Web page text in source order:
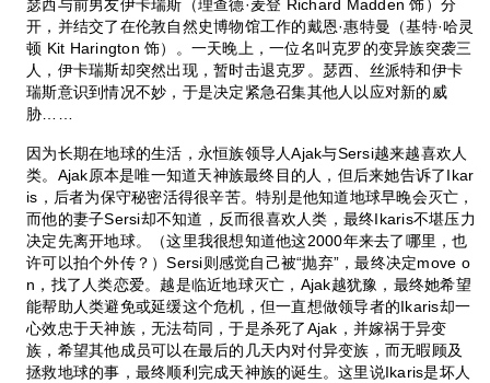
瑟西与前男友伊卡瑞斯（理查德·麦登 Richard Madden 饰）分
开，并结交了在伦敦自然史博物馆工作的戴恩·惠特曼（基特·哈灵
顿 Kit Harington 饰）。一天晚上，一位名叫克罗的变异族突袭三
人，伊卡瑞斯却突然出现，暂时击退克罗。瑟西、丝派特和伊卡
瑞斯意识到情况不妙，于是决定紧急召集其他人以应对新的威
胁……
因为长期在地球的生活，永恒族领导人Ajak与Sersi越来越喜欢人
类。Ajak原本是唯一知道天神族最终目的人，但后来她告诉了Ikar
is，后者为保守秘密活得很辛苦。特别是他知道地球早晚会灭亡，
而他的妻子Sersi却不知道，反而很喜欢人类，最终Ikaris不堪压力
决定先离开地球。（这里我很想知道他这2000年来去了哪里，也
许可以拍个外传？）Sersi则感觉自己被“抛弃”，最终决定move o
n，找了人类恋爱。越是临近地球灭亡，Ajak越犹豫，最终她希望
能帮助人类避免或延缓这个危机，但一直想做领导者的Ikaris却一
心效忠于天神族，无法苟同，于是杀死了Ajak，并嫁祸于异变
族，希望其他成员可以在最后的几天内对付异变族，而无暇顾及
拯救地球的事，最终顺利完成天神族的诞生。这里说Ikaris是坏人